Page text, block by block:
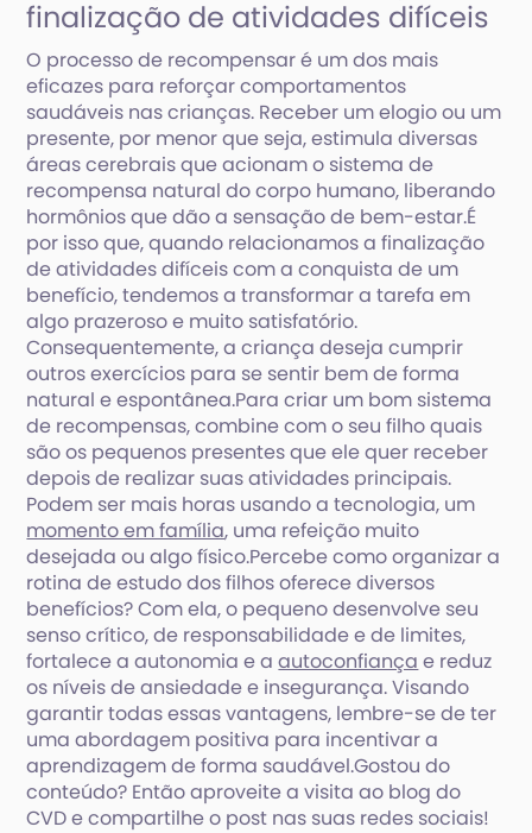
finalização de atividades difíceis
O processo de recompensar é um dos mais
eficazes para reforçar comportamentos
saudáveis nas crianças. Receber um elogio ou um
presente, por menor que seja, estimula diversas
áreas cerebrais que acionam o sistema de
recompensa natural do corpo humano, liberando
hormônios que dão a sensação de bem-estar.É
por isso que, quando relacionamos a finalização
de atividades difíceis com a conquista de um
benefício, tendemos a transformar a tarefa em
algo prazeroso e muito satisfatório.
Consequentemente, a criança deseja cumprir
outros exercícios para se sentir bem de forma
natural e espontânea.Para criar um bom sistema
de recompensas, combine com o seu filho quais
são os pequenos presentes que ele quer receber
depois de realizar suas atividades principais.
Podem ser mais horas usando a tecnologia, um
momento em família, uma refeição muito
desejada ou algo físico.Percebe como organizar a
rotina de estudo dos filhos oferece diversos
benefícios? Com ela, o pequeno desenvolve seu
senso crítico, de responsabilidade e de limites,
fortalece a autonomia e aautoconfiança e reduz
os níveis de ansiedade e insegurança. Visando
garantir todas essas vantagens, lembre-se de ter
uma abordagem positiva para incentivar a
aprendizagem de forma saudável.Gostou do
conteúdo? Então aproveite a visita ao blog do
CVD e compartilhe o post nas suas redes sociais!